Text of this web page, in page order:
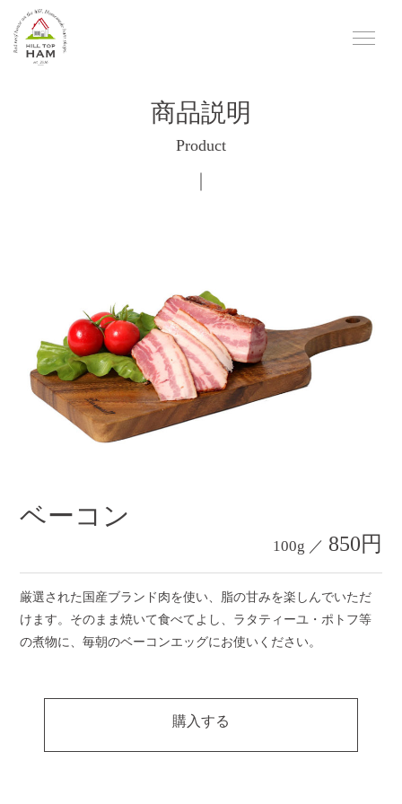
商品説明
Product
ベーコン
100g ／ 850円
厳選された国産ブランド肉を使い、脂の甘みを楽しんでいただ
けます。そのまま焼いて食べてよし、ラタティーユ・ポトフ等
の煮物に、毎朝のベーコンエッグにお使いください。
購入する